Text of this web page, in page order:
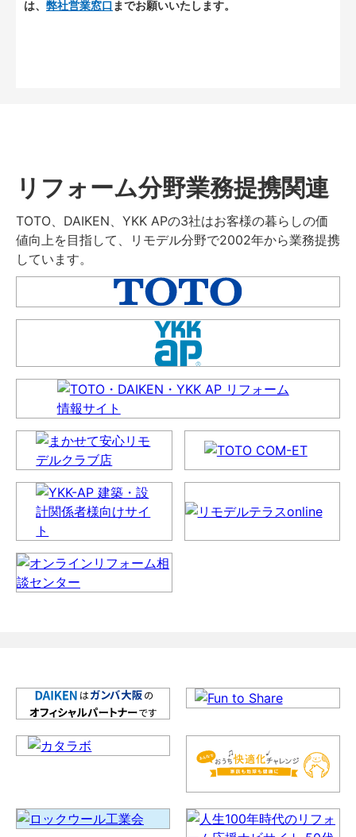
は、 弊社営業窓口 までお願いいたします。
リフォーム分野業務提携関連
TOTO、DAIKEN、YKK APの3社はお客様の暮らしの価
値向上を目指して、リモデル分野で2002年から業務提携
しています。